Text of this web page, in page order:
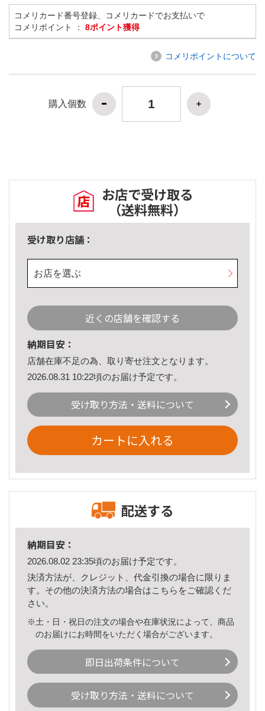
コメリカード番号登録、コメリカードでお支払いで
コメリポイント ： 8ポイント獲得
コメリポイントについて
購入個数
お店で受け取る
（送料無料）
受け取り店舗：
お店を選ぶ
近くの店舗を確認する
納期目安：
店舗在庫不足の為、取り寄せ注文となります。
2026.08.31 10:22頃のお届け予定です。
受け取り方法・送料について
カートに入れる
配送する
納期目安：
2026.08.02 23:35頃のお届け予定です。
決済方法が、クレジット、代金引換の場合に限りま
す。その他の決済方法の場合はこちら をご確認くだ
さい。
※土・日・祝日の注文の場合や在庫状況によって、商品
のお届けにお時間をいただく場合がございます。
即日出荷条件について
受け取り方法・送料について